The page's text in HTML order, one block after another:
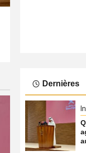
La compagnie
Dernières